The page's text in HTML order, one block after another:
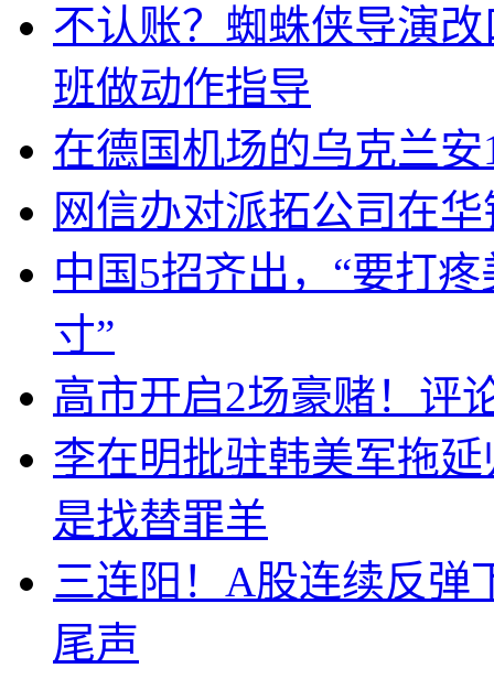
不认账？蜘蛛侠导演
班做动作指导
在德国机场的乌克兰
网信办对派拓公司在
中国5招齐出，“要打
寸”
高市开启2场豪赌！评
李在明批驻韩美军拖
是找替罪羊
三连阳！A股连续反弹
尾声